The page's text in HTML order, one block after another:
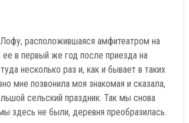
расположившаяся амфитеатром на
в первый же год после приезда на
несколько раз и, как и бывает в таких
мне позвонила моя знакомая и сказала,
сельский праздник. Так мы снова
здесь не были, деревня преобразилась.